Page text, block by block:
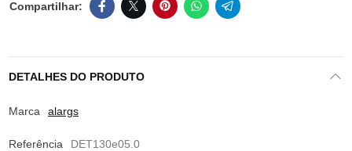
DETALHES DO PRODUTO
Marca alargs
Referência DET130e05.0